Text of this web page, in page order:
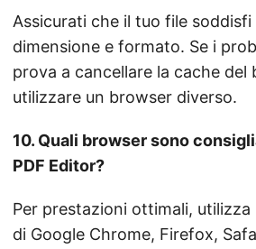
Assicurati che il tuo file soddisfi
dimensione e formato. Se i
prova a cancellare la cache del
utilizzare un browser diverso.
10. Quali browser sono
PDF Editor?
Per prestazioni ottimali, utilizza
di Google Chrome, Firefox,